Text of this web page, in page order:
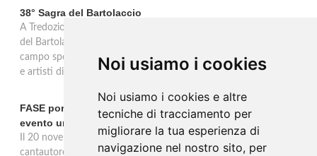
Noi usiamo i cookies
Noi usiamo i cookies e altre
tecniche di tracciamento per
migliorare la tua esperienza di
navigazione nel nostro sito, per
38° Sagra del Bartolaccio
A Tredozio, borgo dell’Appennino Tosco-Romagnolo, la 38ª Sagra
del Bartolaccio anima le domeniche 2 e 9 novembre 2025: al
campo sportivo cotture alla piastra, stand tipici, mercato, musica
e artisti di strada, ingresso libero per tutta la giornata.
FASE porta la sua musica alla Milano Music Week con un
evento unico
Il 20 novembre alle 19 all’Ostello Bello Milano Duomo, il
cantautore torinese FASE sarà protagonista di un evento unico